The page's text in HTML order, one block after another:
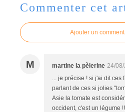
Commenter cet
Ajouter un
M martine la pèlerine 24/
... je précise ! si j'ai dit
parlant de ces si jolies
Asie la tomate est
occident, c'est un légume